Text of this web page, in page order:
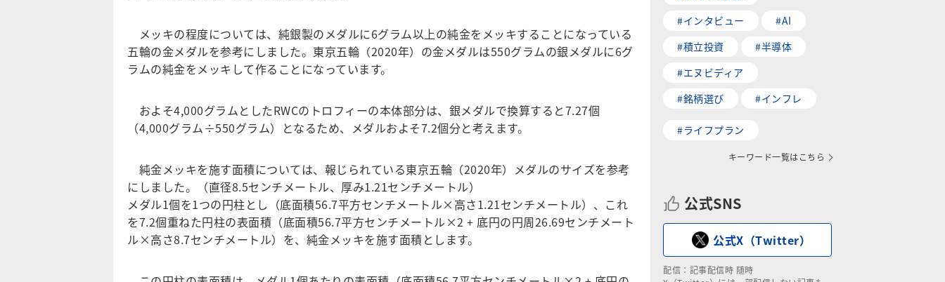
メッキの程度については、純銀製のメダルに6グラム以上の純金をメッキすることになっている
五輪の金メダルを参考にしました。東京五輪（2020年）の金メダルは550グラムの銀メダルに6グ
ラムの純金をメッキして作ることになっています。
およそ4,000グラムとしたRWCのトロフィーの本体部分は、銀メダルで換算すると7.27個
（4,000グラム÷550グラム）となるため、メダルおよそ7.2個分と考えます。
純金メッキを施す面積については、報じられている東京五輪（2020年）メダルのサイズを参考
にしました。（直径8.5センチメートル、厚み1.21センチメートル）
メダル1個を1つの円柱とし（底面積56.7平方センチメートル×高さ1.21センチメートル）、これ
を7.2個重ねた円柱の表面積（底面積56.7平方センチメートル×2 + 底円の円周26.69センチメート
ル×高さ8.7センチメートル）を、純金メッキを施す面積とします。
#インタビュー
#AI
#積立投資
#半導体
#エヌビディア
#銘柄選び
#インフレ
#ライフプラン
キーワード一覧はこちら
公式SNS
公式X（Twitter）
配信：記事配信時 随時